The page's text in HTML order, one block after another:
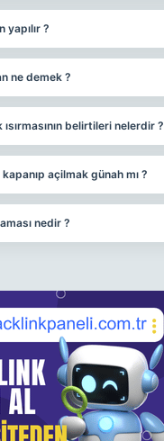
yapılır ?
ne demek ?
belirtileri nelerdir ?
açilmak günah mı ?
nedir ?